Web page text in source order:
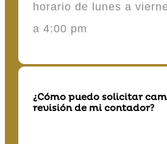
horario de lunes a
a 4:00 pm
¿Cómo puedo solicitar
revisión de mi contador?